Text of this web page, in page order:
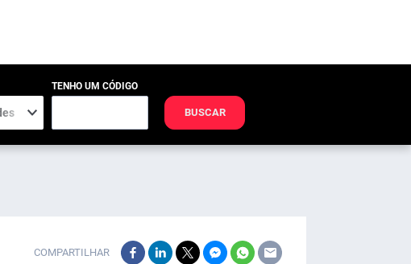
TENHO UM CÓDIGO
BUSCAR
COMPARTILHAR